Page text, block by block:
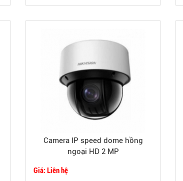
Camera IP speed dome hồng
ngoại HD 2 MP
Giá: Liên hệ